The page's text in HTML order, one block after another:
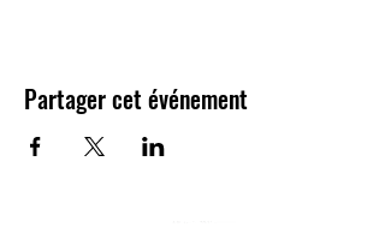
Partager cet événement